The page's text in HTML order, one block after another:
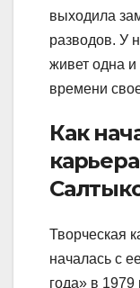
выходила
разводов. У
живет одна
времени
Как
Творческая
началась с
года» в